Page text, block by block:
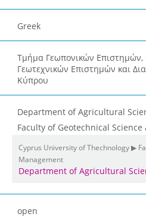
Greek
Τμήμα Γεωπονικών Επιστημών,
Γεωτεχνικών Επιστημών και
Κύπρου
Department of Agricultural
Faculty of Geotechnical
Cyprus University of Thechnology ▶
Management
Department of Agricultural
open